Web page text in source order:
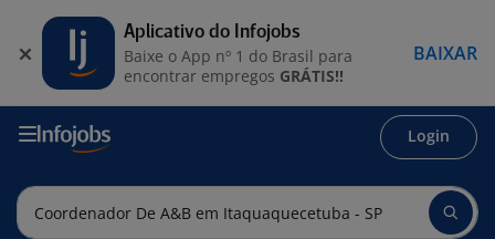
Login
Aplicativo do Infojobs
Baixe o App nº 1 do Brasil para
encontrar empregos GRÁTIS!!
BAIXAR